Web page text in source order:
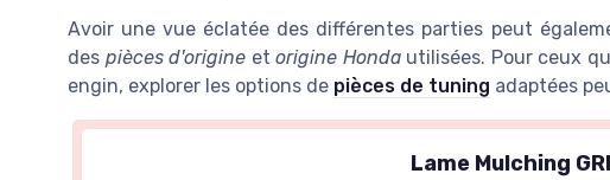
Avoir une vue éclatée des différentes parties peut
des pièces d'origine et origine Hondautilisées. Pour ceux
engin, explorer les options de pièces de tuning adaptées
Lame Mulching